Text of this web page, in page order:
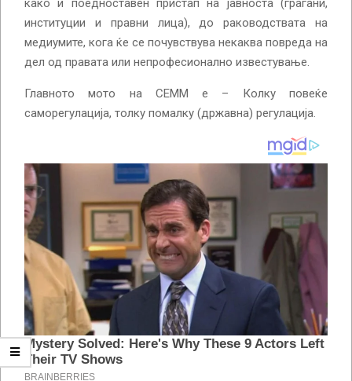
како и поедноставен пристап на јавноста (граѓани,
институции и правни лица), до раководствата на
медиумите, кога ќе се почувствува некаква повреда на
дел од правата или непрофесионално известување.
Главното мото на СЕММ е – Колку повеќе
саморегулација, толку помалку (државна) регулација.